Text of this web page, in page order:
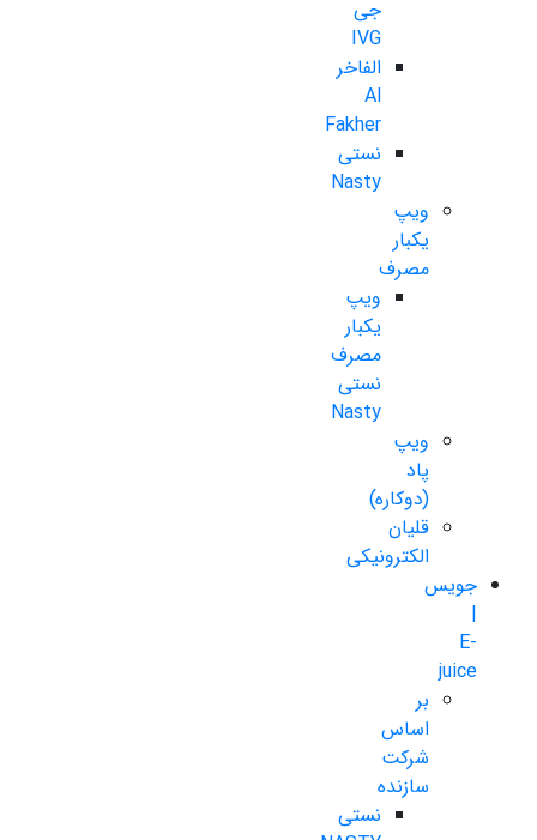
جی
IVG
الفاخر
Al
Fakher
نستی
Nasty
ویپ
یکبار
مصرف
ویپ
یکبار
مصرف
نستی
Nasty
ویپ
پاد
(دوکاره)
قلیان
الکترونیکی
جویس
|
E-
juice
بر
اساس
شرکت
سازنده
نستی